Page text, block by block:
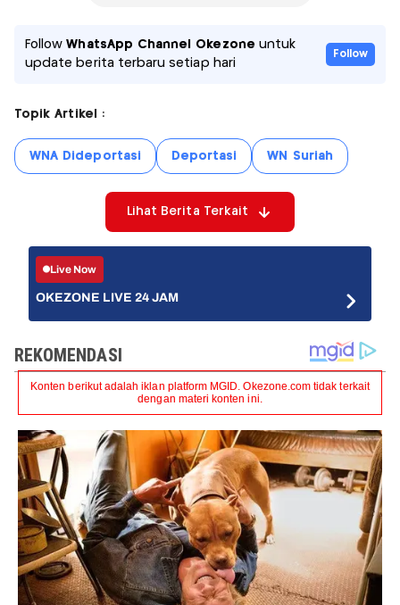
FollowWhatsApp Channel Okezone untuk
update berita terbaru setiap hari
Follow
Topik Artikel :
WNA Dideportasi Deportasi WN Suriah
Lihat Berita Terkait
Live Now
OKEZONE LIVE 24 JAM